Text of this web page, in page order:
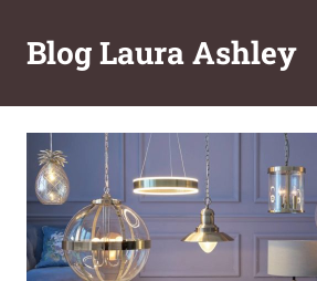
содержимому
Blog Laura Ashley